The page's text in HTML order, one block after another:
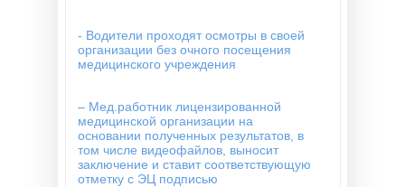
- Водители проходят осмотры в своей
организации без очного посещения
медицинского учреждения
– Мед.работник лицензированной
медицинской организации на
основании полученных результатов, в
том числе видеофайлов, выносит
заключение и ставит соответствующую
отметку с ЭЦ подписью